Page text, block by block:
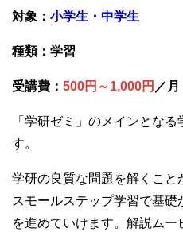
対象： 小学生・中学生
種類：学習
受講費： 500円～1,000円 ／月
「学研ゼミ」のメインとな
す。
学研の良質な問題を解くこ
スモールステップ学習で基
を進めていけます。解説ム